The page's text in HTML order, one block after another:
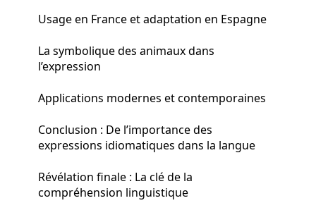
Usage en France et adaptation en Espagne
La symbolique des animaux dans
l’expression
Applications modernes et contemporaines
Conclusion : De l’importance des
expressions idiomatiques dans la langue
Révélation finale : La clé de la
compréhension linguistique